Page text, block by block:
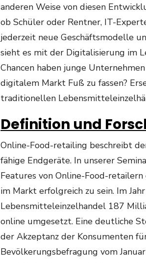
anderen Weise von diesen
ob Schüler oder Rentner, IT-
jederzeit neue Geschäftsmodelle
sieht es mit der Digitalisierung im
Chancen haben junge
digitalem Markt Fuß zu fassen?
traditionellen
Definition und
Online-Food-retailing beschreibt
fähige Endgeräte. In unserer
Features von Online-Food-
im Markt erfolgreich zu sein. Im
Lebensmitteleinzelhandel 187
online umgesetzt. Eine deutliche
der Akzeptanz der Konsumenten
Bevölkerungsbefragung vom